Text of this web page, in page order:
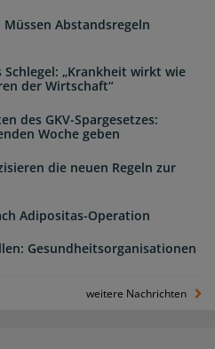
Abstandsregeln
„Krankheit wirkt wie
der Wirtschaft“
des GKV-Spargesetzes:
Woche geben
die neuen Regeln zur
Adipositas-Operation
Gesundheitsorganisationen
weitere Nachrichten